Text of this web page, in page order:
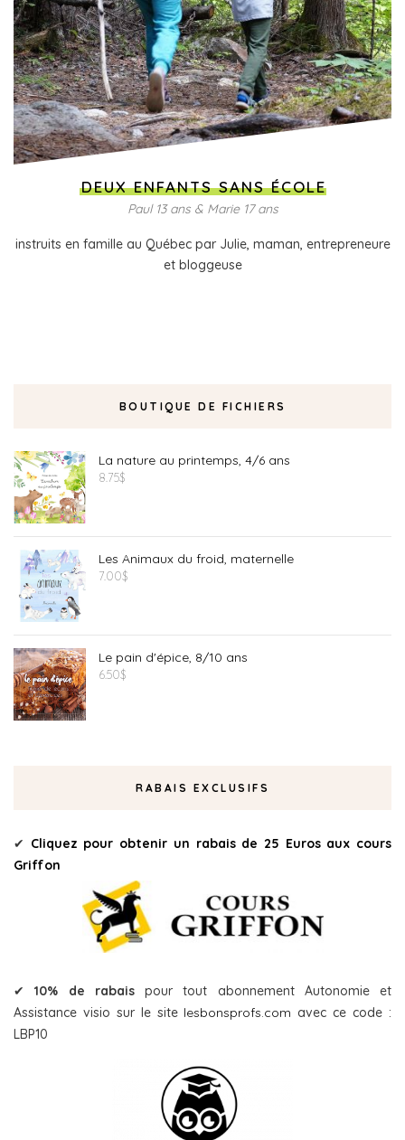
DEUX ENFANTS SANS ÉCOLE
Paul 13 ans & Marie 17 ans
instruits en famille au Québec par Julie, maman, entrepreneure
et bloggeuse
BOUTIQUE DE FICHIERS
La nature au printemps, 4/6 ans
8.75$
Les Animaux du froid, maternelle
7.00$
Le pain d'épice, 8/10 ans
6.50$
RABAIS EXCLUSIFS
✔ Cliquez pour obtenir un rabais de 25 Euros aux cours
Griffon
✔10% de rabaispour tout abonnement Autonomie et
Assistance visio sur le site lesbonsprofs.com avec ce code :
LBP10